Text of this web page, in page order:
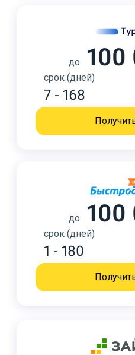
до 100
срок (дней)
7 - 168
до 100
срок (дней)
1 - 180